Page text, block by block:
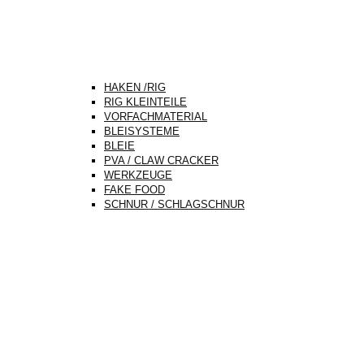
HAKEN /RIG
RIG KLEINTEILE
VORFACHMATERIAL
BLEISYSTEME
BLEIE
PVA / CLAW CRACKER
WERKZEUGE
FAKE FOOD
SCHNUR / SCHLAGSCHNUR